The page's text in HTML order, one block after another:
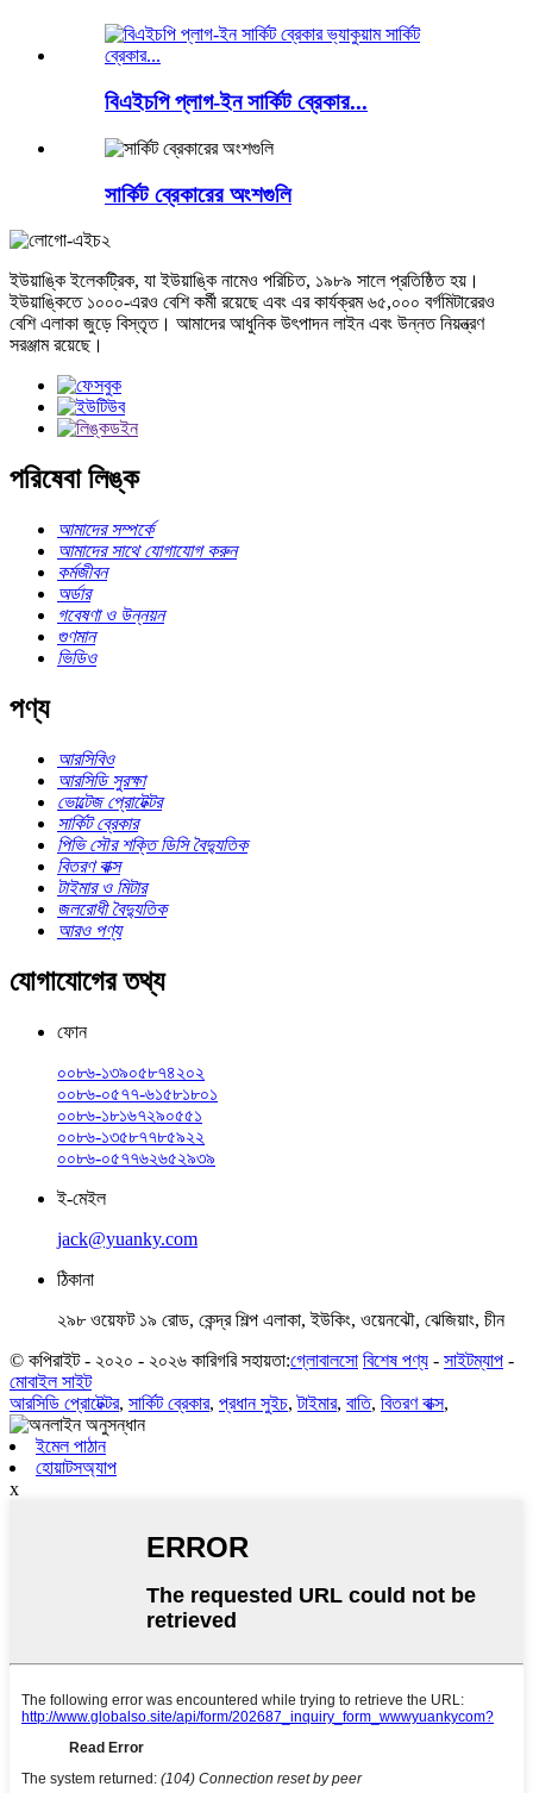
বিএইচপি প্লাগ-ইন সার্কিট ব্রেকার...
সার্কিট ব্রেকারের অংশগুলি
ইউয়াঙ্কি ইলেকট্রিক, যা ইউয়াঙ্কি নামেও পরিচিত, ১৯৮৯ সালে প্রতিষ্ঠিত হয়।
ইউয়াঙ্কিতে ১০০০-এরও বেশি কর্মী রয়েছে এবং এর কার্যক্রম ৬৫,০০০ বর্গমিটারেরও
বেশি এলাকা জুড়ে বিস্তৃত। আমাদের আধুনিক উৎপাদন লাইন এবং উন্নত নিয়ন্ত্রণ
সরঞ্জাম রয়েছে।
পরিষেবা লিঙ্ক
আমাদের সম্পর্কে
আমাদের সাথে যোগাযোগ করুন
কর্মজীবন
অর্ডার
গবেষণা ও উন্নয়ন
গুণমান
ভিডিও
পণ্য
আরসিবিও
আরসিডি সুরক্ষা
ভোল্টেজ প্রোটেক্টর
সার্কিট ব্রেকার
পিভি সৌর শক্তি ডিসি বৈদ্যুতিক
বিতরণ বাক্স
টাইমার ও মিটার
জলরোধী বৈদ্যুতিক
আরও পণ্য
যোগাযোগের তথ্য
ফোন
০০৮৬-১৩৯০৫৮৭৪২০২
০০৮৬-০৫৭৭-৬১৫৮১৮০১
০০৮৬-১৮১৬৭২৯০৫৫১
০০৮৬-১৩৫৮৭৭৮৫৯২২
০০৮৬-০৫৭৭৬২৬৫২৯৩৯
ই-মেইল
jack@yuanky.com
ঠিকানা
২৯৮ ওয়েফট ১৯ রোড, কেন্দ্র শিল্প এলাকা, ইউকিং, ওয়েনঝৌ, ঝেজিয়াং, চীন
© কপিরাইট - ২০২০ - ২০২৬ কারিগরি সহায়তা:গ্লোবালসো বিশেষ পণ্য - সাইটম্যাপ -
মোবাইল সাইট
আরসিডি প্রোটেক্টর, সার্কিট ব্রেকার, প্রধান সুইচ,টাইমার, বাতি, বিতরণ বাক্স,
ইমেল পাঠান
হোয়াটসঅ্যাপ
x